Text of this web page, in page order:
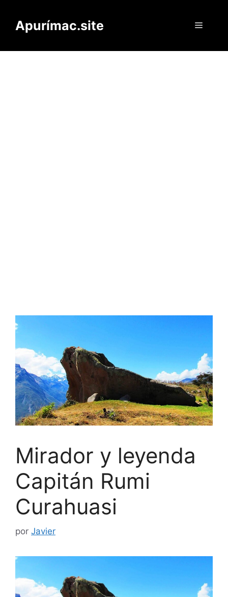
contenido
Apurímac.site Menú
Mirador y leyenda
Capitán Rumi
Curahuasi
por Javier